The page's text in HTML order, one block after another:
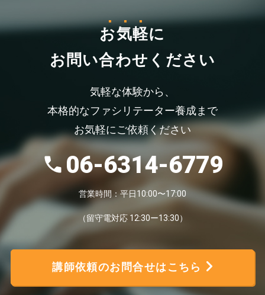
お気軽に
お問い合わせください
気軽な体験から、
本格的なファシリテーター養成まで
お気軽にご依頼ください
06-6314-6779
営業時間：平日10:00〜17:00
（留守電対応 12:30ー13:30）
講師依頼のお問合せはこちら